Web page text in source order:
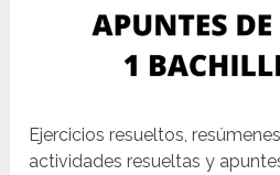
Ejercicios resueltos,
actividades resueltas y